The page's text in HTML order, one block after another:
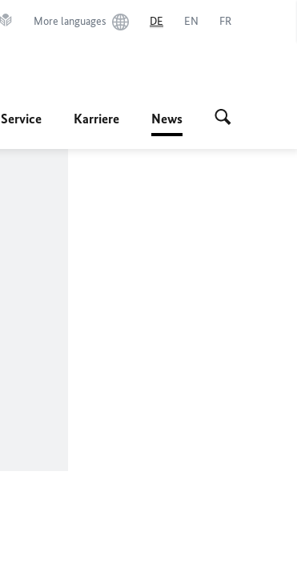
More languages DE EN FR
Service Karriere News